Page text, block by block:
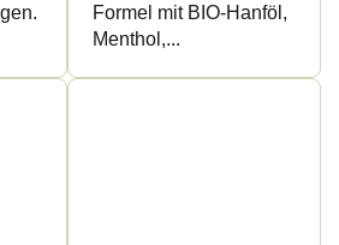
Formel mit BIO-Hanföl,
Menthol,...